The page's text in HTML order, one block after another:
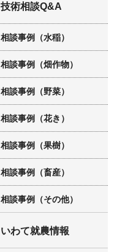
技術相談Q&A
相談事例（水稲）
相談事例（畑作物）
相談事例（野菜）
相談事例（花き）
相談事例（果樹）
相談事例（畜産）
相談事例（その他）
いわて就農情報